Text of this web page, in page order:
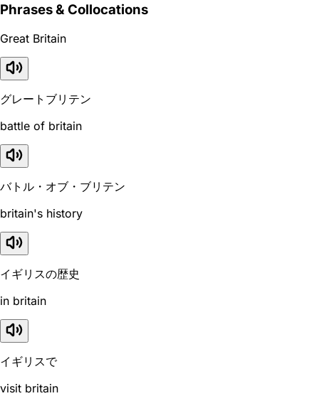
Phrases & Collocations
Great Britain
グレートブリテン
battle of britain
バトル・オブ・ブリテン
britain's history
イギリスの歴史
in britain
イギリスで
visit britain